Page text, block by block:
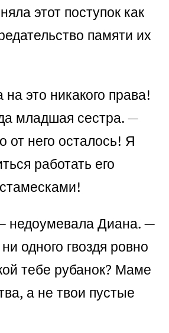
этот поступок как
памяти их
это никакого права!
младшая сестра. —
от него осталось! Я
работать его
недоумевала Диана. —
одного гвоздя ровно
тебе рубанок? Маме
а не твои пустые